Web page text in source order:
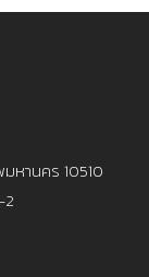
หานคร 10510